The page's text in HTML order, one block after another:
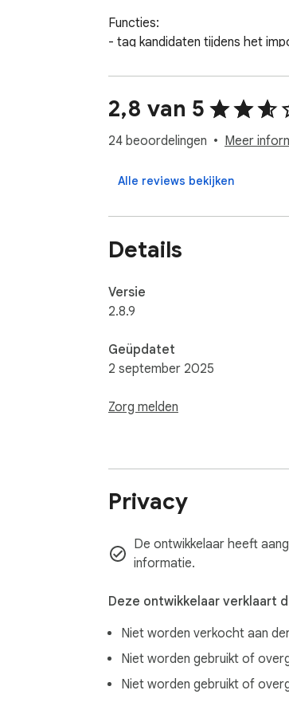
Functies:
- tag kandidaten tijdens het
- sla de gegevens
- benader ze rechtstreeks in
- detecteer dubbele profielen
- koppel kandidaten aan
Lees meer over andere
2,8 van 5
24 beoordelingen Meer
Alle reviews bekijken
Details
Versie
2.8.9
Geüpdatet
2 september 2025
Zorg melden
Privacy
De ontwikkelaar heeft
informatie.
Deze ontwikkelaar verklaart
Niet worden verkocht aan
Niet worden gebruikt of
Niet worden gebruikt of